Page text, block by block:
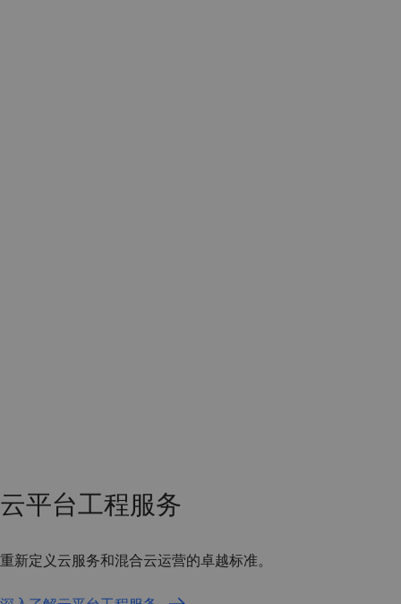
云平台工程服务
重新定义云服务和混合云运营的卓越标准。